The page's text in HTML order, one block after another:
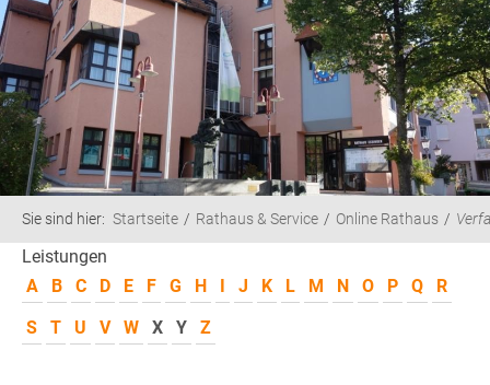
Sie sind hier: Startseite Rathaus & Service Online Rathaus
Leistungen
A
B C D E F G H I J K L M N O P Q
R
S
T U V W X Y Z